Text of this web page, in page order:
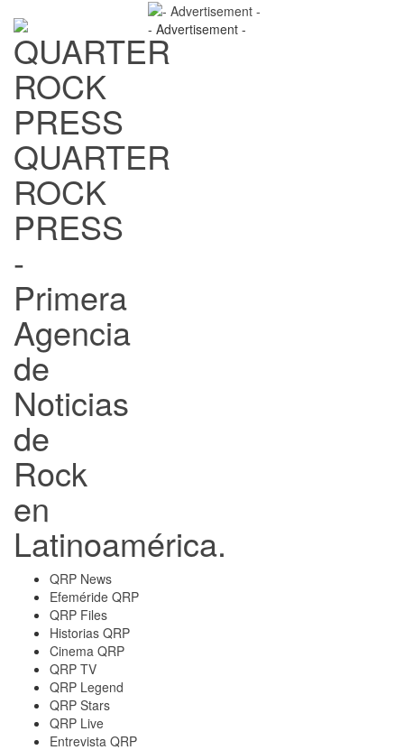
QUARTER
ROCK
PRESS
-
Primera
Agencia
de
Noticias
de
Rock
en
Latinoamérica.
- Advertisement -
QRP News
Efeméride QRP
QRP Files
Historias QRP
Cinema QRP
QRP TV
QRP Legend
QRP Stars
QRP Live
Entrevista QRP